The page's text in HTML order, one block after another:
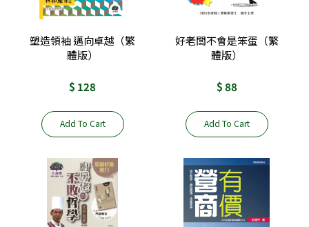
塑造領袖 邁向卓越（繁
體版）
$ 128
Add To Cart
好老闆不會是笨蛋（繁
體版）
$ 88
Add To Cart